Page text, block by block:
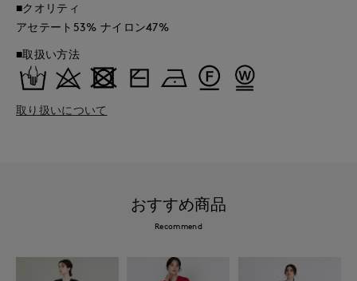
■クオリティ
アセテート53% ナイロン47%
■取扱い方法
取り扱いについて
おすすめ商品
Recommend